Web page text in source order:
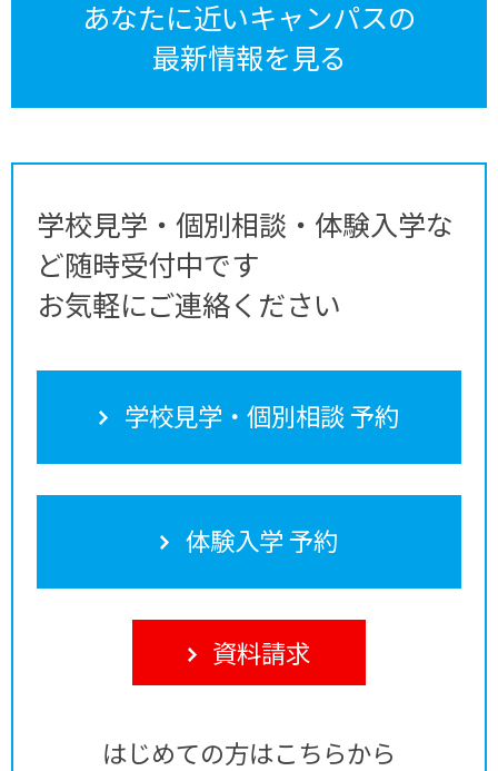
あなたに近いキャンパスの
最新情報を見る
学校見学・個別相談・体験入学な
ど随時受付中です
お気軽にご連絡ください
学校見学・個別相談 予約
体験入学 予約
資料請求
はじめての方はこちらから